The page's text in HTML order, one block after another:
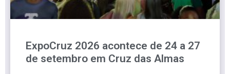
ExpoCruz 2026 acontece de 24 a 27
de setembro em Cruz das Almas